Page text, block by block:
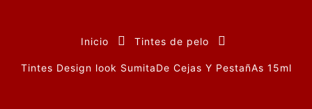
Inicio Tintes de pelo
Tintes Design look SumitaDe Cejas Y PestañAs 15ml